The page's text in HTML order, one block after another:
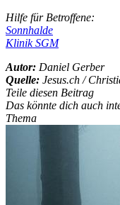
Hilfe für Betroffene:
Sonnhalde
Klinik SGM
Autor: Daniel Gerber
Quelle: Jesus.ch /
Teile diesen Beitrag
Das könnte dich auch
Thema